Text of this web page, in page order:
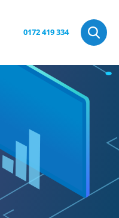
0172 419 334